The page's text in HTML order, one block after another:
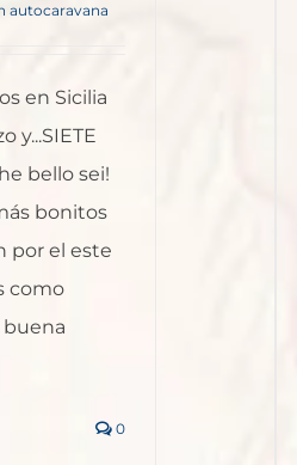
autocaravana
en Sicilia
y...SIETE
bello sei!
bonitos
por el este
como
buena
0